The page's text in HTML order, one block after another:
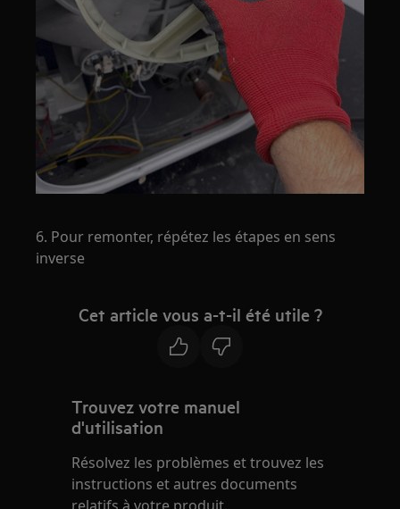
6. Pour remonter, répétez les étapes en sens
inverse
Cet article vous a-t-il été utile ?
Trouvez votre manuel
d'utilisation
Résolvez les problèmes et trouvez les
instructions et autres documents